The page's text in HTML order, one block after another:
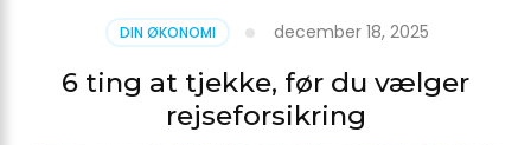
DIN ØKONOMI december 18, 2025
6 ting at tjekke, før du vælger
rejseforsikring